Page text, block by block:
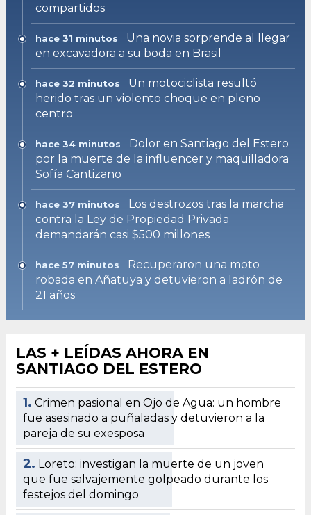
compartidos
hace 31 minutos
Una novia sorprende al llegar
en excavadora a su boda en Brasil
hace 32 minutos
Un motociclista resultó
herido tras un violento choque en pleno
centro
hace 34 minutos
Dolor en Santiago del Estero
por la muerte de la influencer y maquilladora
Sofía Cantizano
hace 37 minutos
Los destrozos tras la marcha
contra la Ley de Propiedad Privada
demandarán casi $500 millones
hace 57 minutos
Recuperaron una moto
robada en Añatuya y detuvieron a ladrón de
21 años
LAS + LEÍDAS AHORA EN
SANTIAGO DEL ESTERO
1. Crimen pasional en Ojo de Agua: un hombre
fue asesinado a puñaladas y detuvieron a la
pareja de su exesposa
2. Loreto: investigan la muerte de un joven
que fue salvajemente golpeado durante los
festejos del domingo